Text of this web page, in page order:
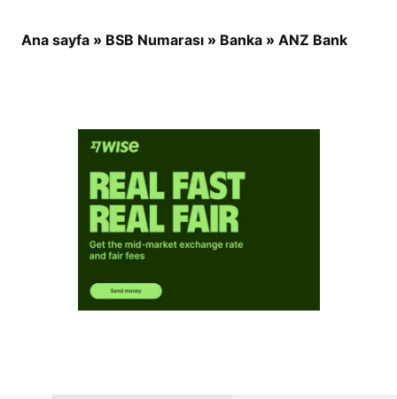
Ana sayfa » BSB Numarası » Banka » ANZ Bank